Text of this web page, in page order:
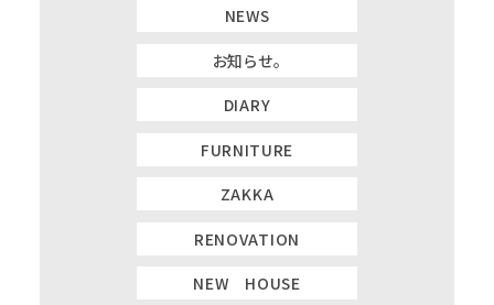
NEWS
お知らせ。
DIARY
FURNITURE
ZAKKA
RENOVATION
NEW HOUSE